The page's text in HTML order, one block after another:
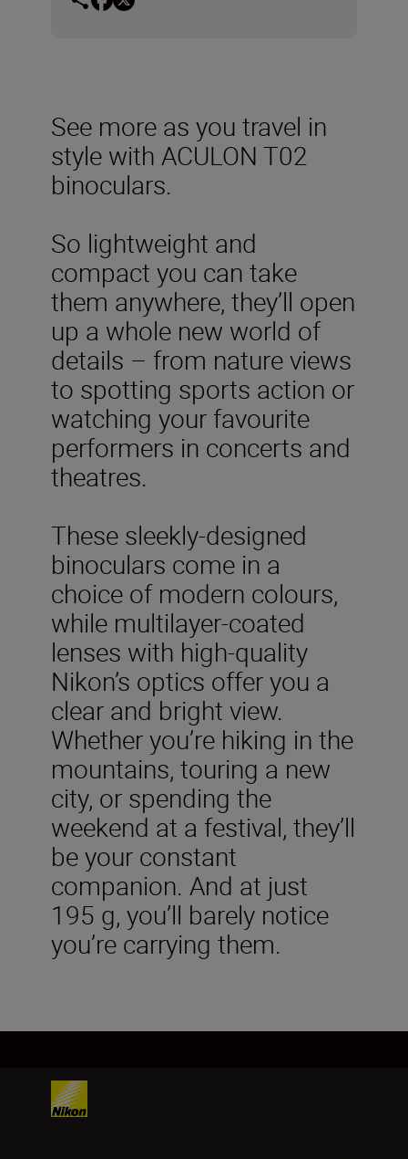
See more as you travel in
style with ACULON T02
binoculars.
So lightweight and
compact you can take
them anywhere, they’ll open
up a whole new world of
details – from nature views
to spotting sports action or
watching your favourite
performers in concerts and
theatres.
These sleekly-designed
binoculars come in a
choice of modern colours,
while multilayer-coated
lenses with high-quality
Nikon’s optics offer you a
clear and bright view.
Whether you’re hiking in the
mountains, touring a new
city, or spending the
weekend at a festival, they’ll
be your constant
companion. And at just
195 g, you’ll barely notice
you’re carrying them.